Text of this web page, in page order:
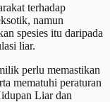
terhadap
namun
spesies itu daripada
liar.
perlu memastikan
mematuhi peraturan
Liar dan